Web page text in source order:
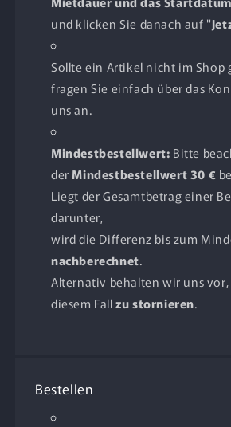
und klicken Sie danach auf "
Sollte ein Artikel nicht im Shop
fragen Sie einfach über das
uns an.
Mindestbestellwert: Bitte
der Mindestbestellwert 30 €
Liegt der Gesamtbetrag einer
darunter,
wird die Differenz bis zum
nachberechnet.
Alternativ behalten wir uns vor,
diesem Fallzu stornieren.
Bestellen